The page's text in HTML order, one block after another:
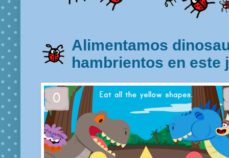
Alimentamos
hambrientos en este